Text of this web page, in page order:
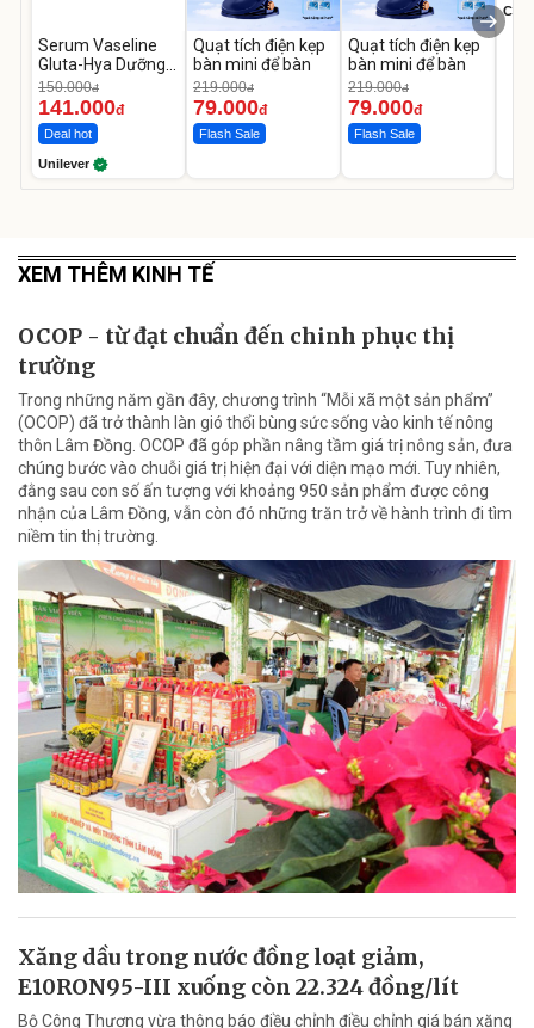
Serum Vaseline
Gluta-Hya Dưỡng
Da Sáng Mịn Sau 7
Ngày
150.000đ
141.000đ
Deal hot
Unilever
Quạt tích điện kẹp
bàn mini để bàn
219.000đ
79.000đ
Flash Sale
Quạt tích điện kẹp
bàn mini để bàn
219.000đ
79.000đ
Flash Sale
XEM THÊM KINH TẾ
OCOP - từ đạt chuẩn đến chinh phục thị
trường
Trong những năm gần đây, chương trình “Mỗi xã một sản phẩm”
(OCOP) đã trở thành làn gió thổi bùng sức sống vào kinh tế nông
thôn Lâm Đồng. OCOP đã góp phần nâng tầm giá trị nông sản, đưa
chúng bước vào chuỗi giá trị hiện đại với diện mạo mới. Tuy nhiên,
đằng sau con số ấn tượng với khoảng 950 sản phẩm được công
nhận của Lâm Đồng, vẫn còn đó những trăn trở về hành trình đi tìm
niềm tin thị trường.
Xăng dầu trong nước đồng loạt giảm,
E10RON95-III xuống còn 22.324 đồng/lít
Bộ Công Thương vừa thông báo điều chỉnh điều chỉnh giá bán xăng